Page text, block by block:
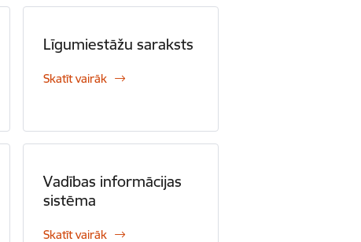
Līgumiestāžu saraksts
Skatīt vairāk
Vadības informācijas
sistēma
Skatīt vairāk